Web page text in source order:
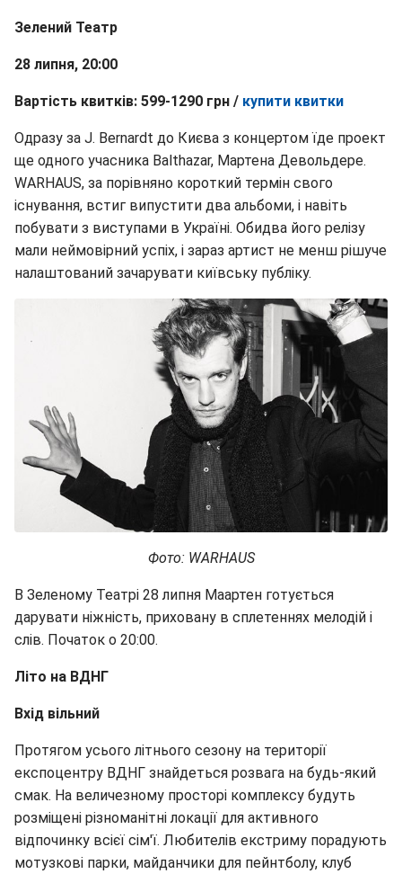
Зелений Театр
28 липня, 20:00
Вартість квитків: 599-1290 грн / купити квитки
Одразу за J. Bernardt до Києва з концертом їде проект
ще одного учасника Balthazar, Мартена Девольдере.
WARHAUS, за порівняно короткий термін свого
існування, встиг випустити два альбоми, і навіть
побувати з виступами в Україні. Обидва його релізу
мали неймовірний успіх, і зараз артист не менш рішуче
налаштований зачарувати київську публіку.
Фото: WARHAUS
В Зеленому Театрі 28 липня Маартен готується
дарувати ніжність, приховану в сплетеннях мелодій і
слів. Початок о 20:00.
Літо на ВДНГ
Вхід вільний
Протягом усього літнього сезону на території
експоцентру ВДНГ знайдеться розвага на будь-який
смак. На величезному просторі комплексу будуть
розміщені різноманітні локації для активного
відпочинку всієї сім'ї. Любителів екстриму порадують
мотузкові парки, майданчики для пейнтболу, клуб